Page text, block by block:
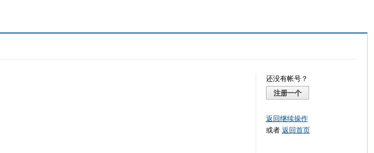
还没有帐号？
注册一个
返回继续操作
或者 返回首页